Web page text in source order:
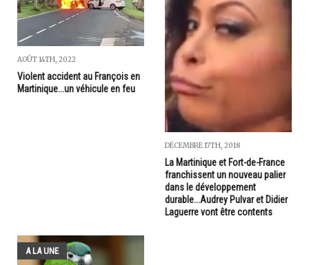
AOÛT 14TH, 2022
Violent accident au François en
Martinique...un véhicule en feu
DÉCEMBRE 17TH, 2018
La Martinique et Fort-de-France
franchissent un nouveau palier
dans le développement
durable...Audrey Pulvar et Didier
Laguerre vont être contents
A LA UNE